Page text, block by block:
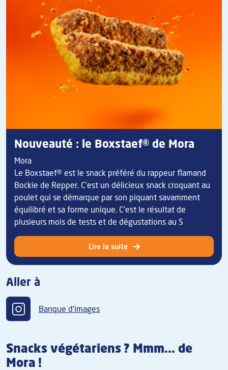
Nouveauté : le Boxstaef® de Mora
Mora
Le Boxstaef® est le snack préféré du rappeur flamand
Bockie de Repper. C'est un délicieux snack croquant au
poulet qui se démarque par son piquant savamment
équilibré et sa forme unique. C'est le résultat de
plusieurs mois de tests et de dégustations au S
Lire la suite
Aller à
Banque d'images
Snacks végétariens ? Mmm... de
Mora !